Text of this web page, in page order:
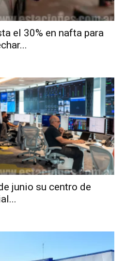
el 30% en nafta para
junio su centro de